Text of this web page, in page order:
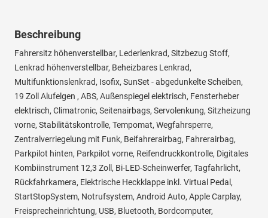
Beschreibung
Fahrersitz höhenverstellbar, Lederlenkrad, Sitzbezug Stoff,
Lenkrad höhenverstellbar, Beheizbares Lenkrad,
Multifunktionslenkrad, Isofix, SunSet - abgedunkelte Scheiben,
19 Zoll Alufelgen , ABS, Außenspiegel elektrisch, Fensterheber
elektrisch, Climatronic, Seitenairbags, Servolenkung, Sitzheizung
vorne, Stabilitätskontrolle, Tempomat, Wegfahrsperre,
Zentralverriegelung mit Funk, Beifahrerairbag, Fahrerairbag,
Parkpilot hinten, Parkpilot vorne, Reifendruckkontrolle, Digitales
Kombiinstrument 12,3 Zoll, Bi-LED-Scheinwerfer, Tagfahrlicht,
Rückfahrkamera, Elektrische Heckklappe inkl. Virtual Pedal,
StartStopSystem, Notrufsystem, Android Auto, Apple Carplay,
Freisprecheinrichtung, USB, Bluetooth, Bordcomputer,